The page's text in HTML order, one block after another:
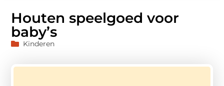
Houten speelgoed voor
baby’s
Kinderen